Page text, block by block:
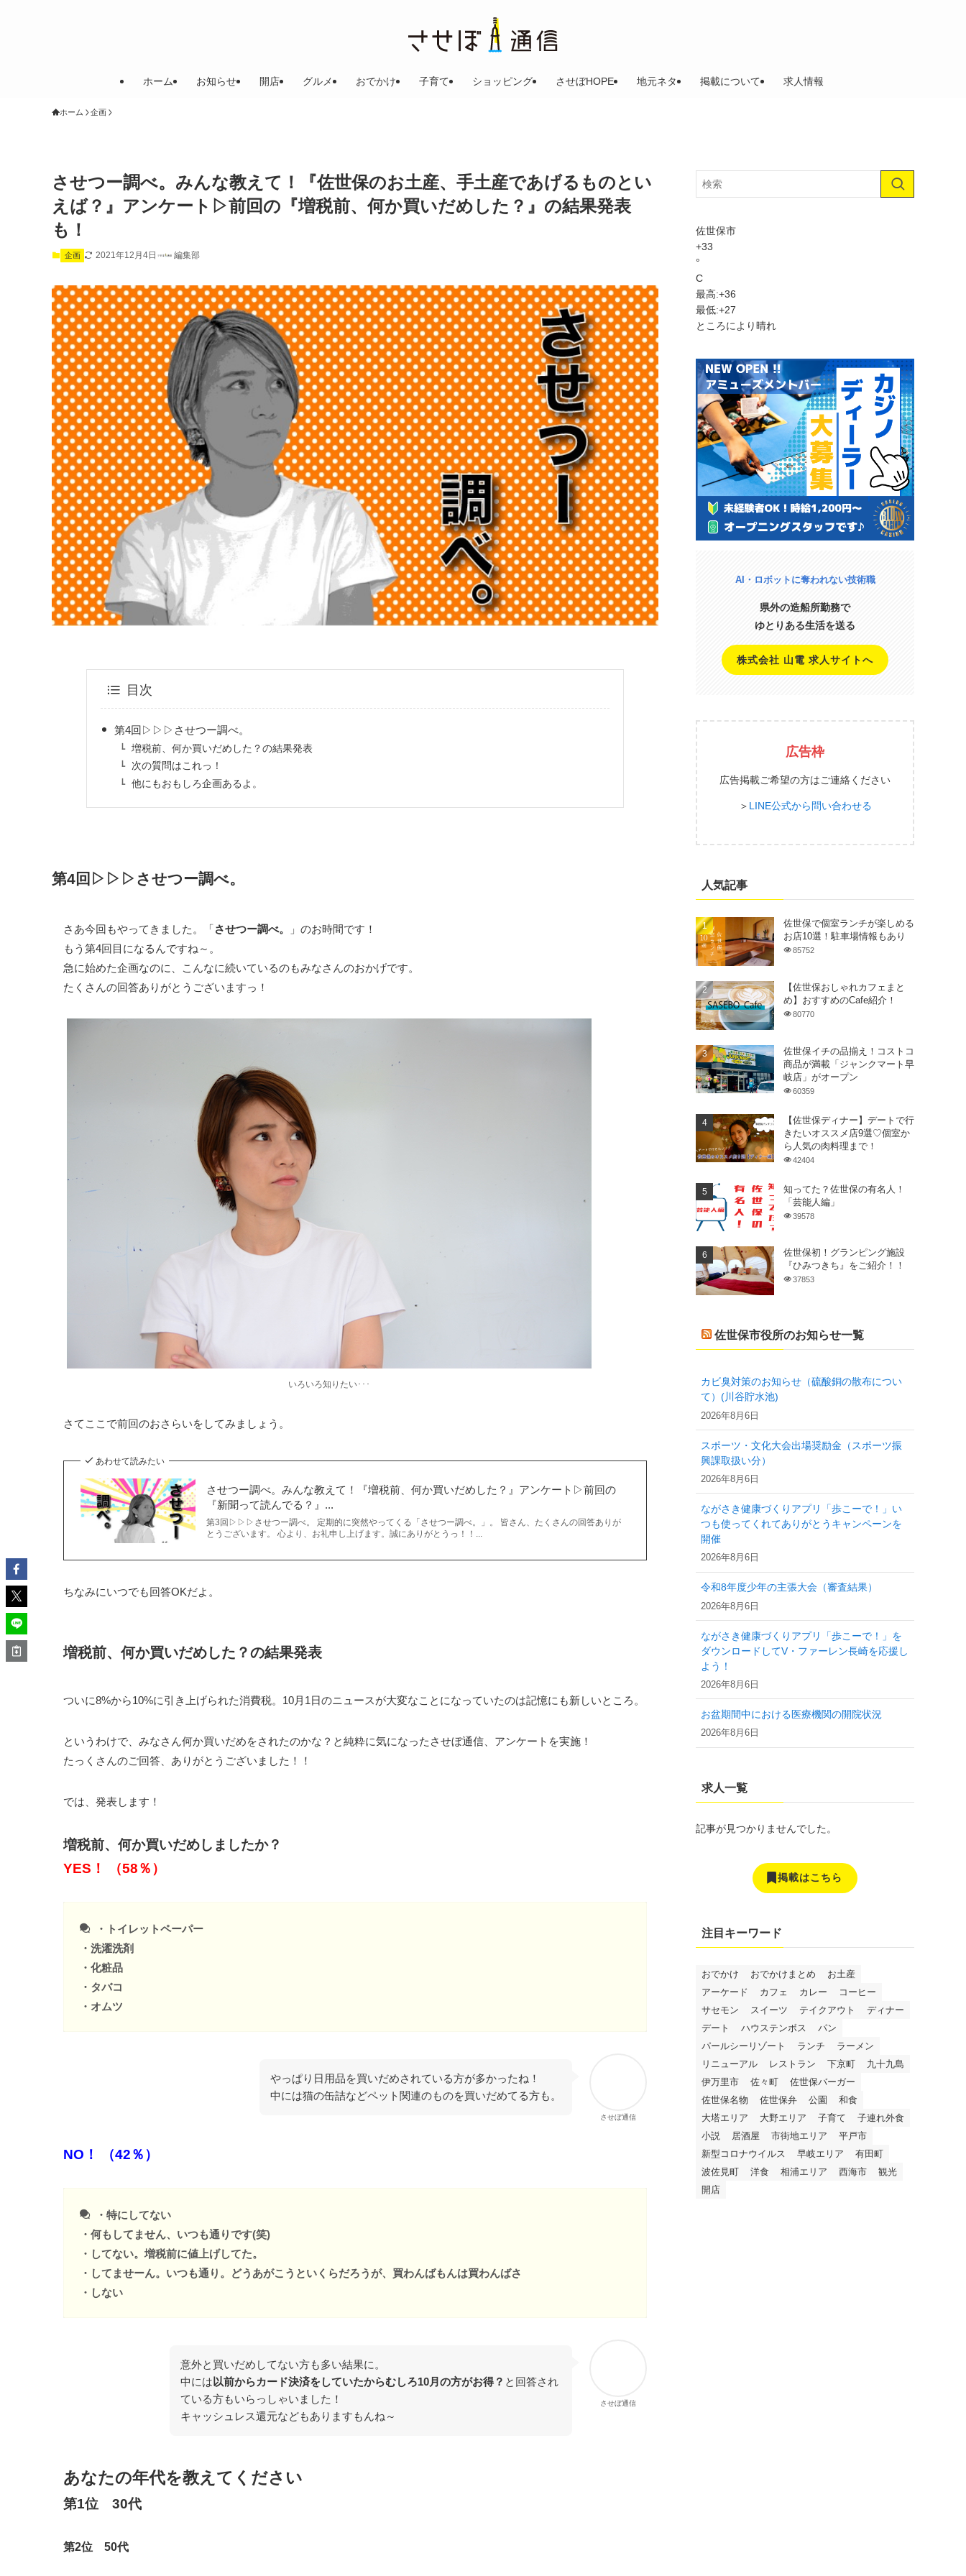
ホーム お知らせ 開店 グルメ おでかけ 子育て ショッピング させぼHOPE 地元ネタ 掲載について 求人情報
ホーム 企画
させつー調べ。みんな教えて！『佐世保のお土産、手土産であげるものとい
えば？』アンケート▷前回の『増税前、何か買いだめした？』の結果発表
も！
企画 2021年12月4日 編集部
目次
第4回▷▷▷させつー調べ。
増税前、何か買いだめした？の結果発表
次の質問はこれっ！
他にもおもしろ企画あるよ。
第4回▷▷▷させつー調べ。
さあ今回もやってきました。「させつー調べ。
」のお時間です！
もう第4回目になるんですね～。
急に始めた企画なのに、こんなに続いているのもみなさんのおかげです。
たくさんの回答ありがとうございますっ！
いろいろ知りたい･･･
さてここで前回のおさらいをしてみましょう。
あわせて読みたい
させつー調べ。みんな教えて！『増税前、何か買いだめした？』アンケート▷前回の
『新聞って読んでる？』...
第3回▷▷▷させつー調べ。 定期的に突然やってくる「させつー調べ。」。 皆さん、たくさんの回答ありが
とうございます。 心より、お礼申し上げます。誠にありがとうっ！！...
ちなみにいつでも回答OKだよ。
増税前、何か買いだめした？の結果発表
ついに8%から10%に引き上げられた消費税。10月1日のニュースが大変なことになっていたのは記憶にも新しいところ。
というわけで、みなさん何か買いだめをされたのかな？と純粋に気になったさせぼ通信、アンケートを実施！
たっくさんのご回答、ありがとうございました！！
では、発表します！
増税前、何か買いだめしましたか？
YES！ （58％）
・トイレットペーパー
・洗濯洗剤
・化粧品
・タバコ
・オムツ
させぼ通信
やっぱり日用品を買いだめされている方が多かったね！
中には猫の缶詰などペット関連のものを買いだめてる方も。
NO！ （42％）
・特にしてない
・何もしてません、いつも通りです(笑)
・してない。増税前に値上げしてた。
・してませーん。いつも通り。どうあがこうといくらだろうが、買わんばもんは買わんばさ
・しない
させぼ通信
意外と買いだめしてない方も多い結果に。
中には 以前からカード決済をしていたからむしろ10月の方がお得？ と回答され
ている方もいらっしゃいました！
キャッシュレス還元などもありますもんね～
あなたの年代を教えてください
第1位 30代
第2位 50代
佐世保市
+33
°
C
最高:+36
最低:+27
ところにより晴れ
AI・ロボットに奪われない技術職
県外の造船所勤務で
ゆとりある生活を送る
株式会社 山電 求人サイトへ
広告枠
広告掲載ご希望の方はご連絡ください
＞ LINE公式から問い合わせる
人気記事
佐世保で個室ランチが楽しめる
お店10選！駐車場情報もあり
85752
【佐世保おしゃれカフェまと
め】おすすめのCafe紹介！
80770
佐世保イチの品揃え！コストコ
商品が満載「ジャンクマート早
岐店」がオープン
60359
【佐世保ディナー】デートで行
きたいオススメ店9選♡個室か
ら人気の肉料理まで！
42404
知ってた？佐世保の有名人！
「芸能人編」
39578
佐世保初！グランピング施設
『ひみつきち』をご紹介！！
37853
佐世保市役所のお知らせ一覧
カビ臭対策のお知らせ（硫酸銅の散布につい
て）(川谷貯水池)
2026年8月6日
スポーツ・文化大会出場奨励金（スポーツ振
興課取扱い分）
2026年8月6日
ながさき健康づくりアプリ「歩こーで！」い
つも使ってくれてありがとうキャンペーンを
開催
2026年8月6日
令和8年度少年の主張大会（審査結果）
2026年8月6日
ながさき健康づくりアプリ「歩こーで！」を
ダウンロードしてV・ファーレン長崎を応援し
よう！
2026年8月6日
お盆期間中における医療機関の開院状況
2026年8月6日
求人一覧
記事が見つかりませんでした。
掲載はこちら
注目キーワード
おでかけ おでかけまとめ
お土産
アーケード
カフェ カレー
コーヒー
サセモン
スイーツ テイクアウト
ディナー
デート
ハウステンボス
パン
パールシーリゾート
ランチ
ラーメン
リニューアル
レストラン 下京町
九十九島
伊万里市
佐々町
佐世保バーガー
佐世保名物
佐世保弁 公園
和食
大塔エリア
大野エリア 子育て
子連れ外食
小説
居酒屋 市街地エリア
平戸市
新型コロナウイルス
早岐エリア
有田町
波佐見町
洋食 相浦エリア 西海市
観光
開店